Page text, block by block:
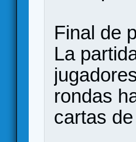
Final de
La
rondas
cartas